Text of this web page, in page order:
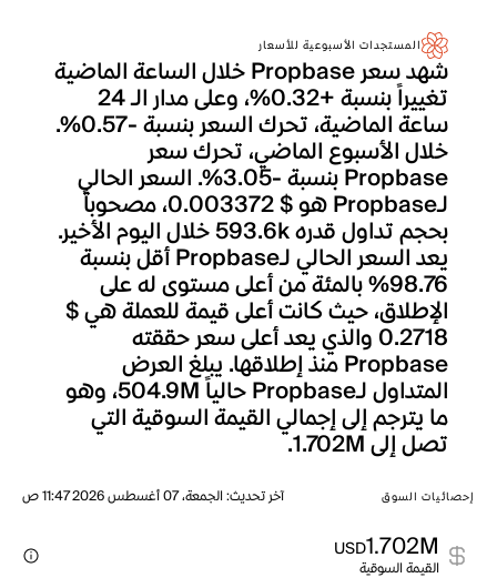
المستجدات الأسبوعية للأسعار
شهد سعر Propbase خلال الساعة الماضية
تغييراً بنسبة +0.32%، وعلى مدار الـ 24
ساعة الماضية، تحرك السعر بنسبة -0.57%.
خلال الأسبوع الماضي، تحرك سعر
Propbase بنسبة -3.05%. السعر الحالي
لـPropbase هو $ 0.003372، مصحوباً
بحجم تداول قدره 593.6k خلال اليوم الأخير.
يعد السعر الحالي لـPropbase أقل بنسبة
98.76% بالمئة من أعلى مستوى له على
الإطلاق، حيث كانت أعلى قيمة للعملة هي $
0.2718 والذي يعد أعلى سعر حققته
Propbase منذ إطلاقها. يبلغ العرض
المتداول لـPropbase حالياً 504.9M، وهو
ما يترجم إلى إجمالي القيمة السوقية التي
تصل إلى 1.702M.
إحصائيات السوق آخر تحديث:الجمعة، 07 أغسطس 2026 11:47 ص
1.702M
USD
القيمة السوقية